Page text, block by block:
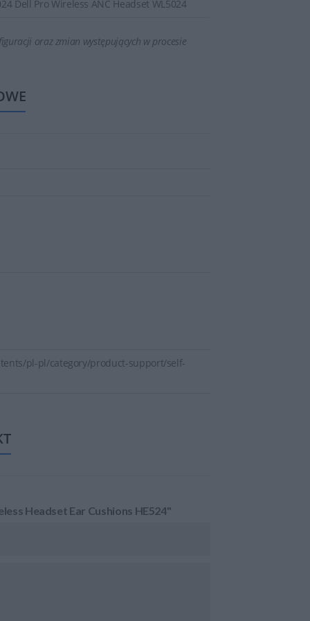
Dell Pro Wireless ANC Headset WL5024
oraz zmian występujących w procesie
pl-pl/category/product-support/self-
Headset Ear Cushions HE524"